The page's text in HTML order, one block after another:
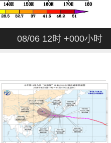
08/06 12时 +000小时